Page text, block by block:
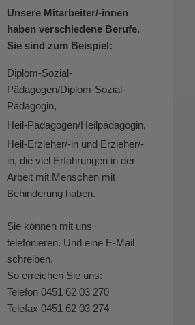
Unsere Mitarbeiter/-innen
haben verschiedene Berufe.
Sie sind zum Beispiel:
Diplom-Sozial-
Pädagogen/Diplom-Sozial-
Pädagogin,
Heil-Pädagogen/Heilpädagogin,
Heil-Erzieher/-in und Erzieher/-
in, die viel Erfahrungen in der
Arbeit mit Menschen mit
Behinderung haben.
Sie können mit uns
telefonieren. Und eine E-Mail
schreiben.
So erreichen Sie uns:
Telefon 0451 62 03 270
Telefax 0451 62 03 274